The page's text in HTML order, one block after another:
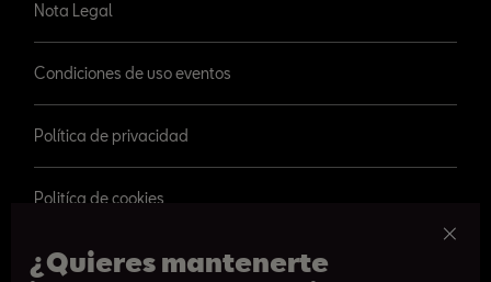
¿Quieres mantenerte
Nota Legal
Condiciones de uso eventos
Política de privacidad
Politíca de cookies